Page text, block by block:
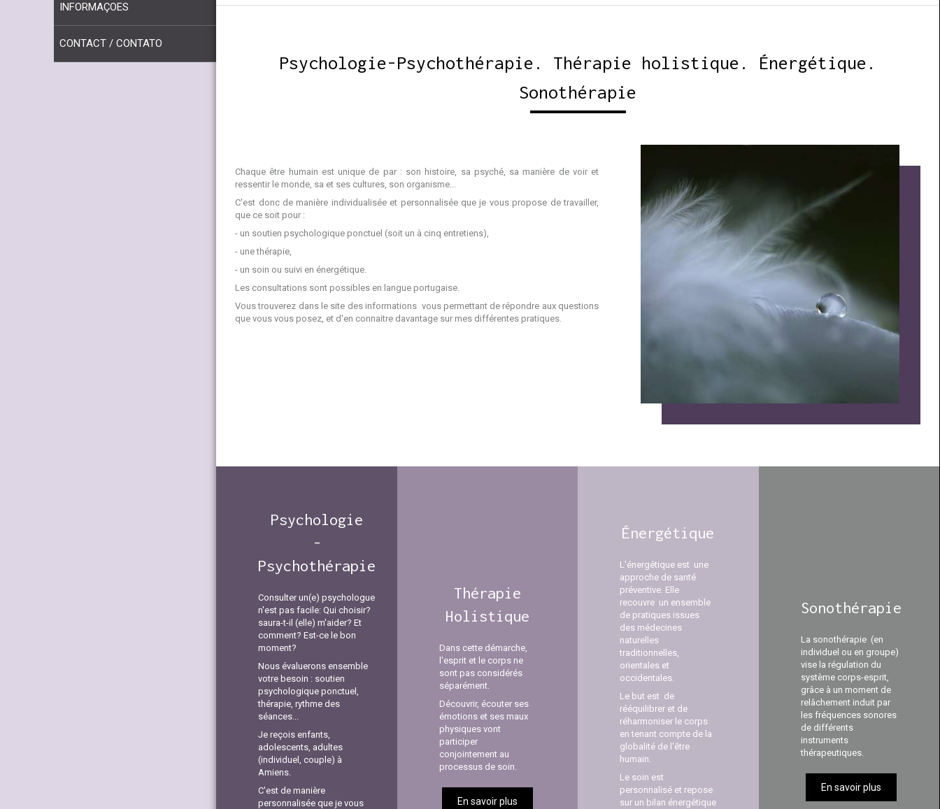
INFORMAÇOES
CONTACT / CONTATO
Psychologie-Psychothérapie. Thérapie holistique. Énergétique.
Sonothérapie
Chaque être humain est unique de par : son histoire, sa psyché, sa manière de voir et
ressentir le monde, sa et ses cultures, son organisme...
C'est donc de manière individualisée et personnalisée que je vous propose de travailler,
que ce soit pour :
- un soutien psychologique ponctuel (soit un à cinq entretiens),
- une thérapie,
- un soin ou suivi en énergétique.
Les consultations sont possibles en langue portugaise.
Vous trouverez dans le site des informations vous permettant de répondre aux questions
que vous vous posez, et d'en connaitre davantage sur mes différentes pratiques.
Psychologie
-
Psychothérapie
Consulter un(e) psychologue
n'est pas facile: Qui choisir?
saura-t-il (elle) m'aider? Et
comment? Est-ce le bon
moment?
Nous évaluerons ensemble
votre besoin : soutien
psychologique ponctuel,
thérapie, rythme des
séances...
Je reçois enfants,
adolescents, adultes
(individuel, couple) à
Amiens.
C'est de manière
personnalisée que je vous
Thérapie
Holistique
Dans cette démarche,
l'esprit et le corps ne
sont pas considérés
séparément.
Découvrir, écouter ses
émotions et ses maux
physiques vont
participer
conjointement au
processus de soin.
En savoir plus
Énergétique
L'énergétique est une
approche de santé
préventive. Elle
recouvre un ensemble
de pratiques issues
des médecines
naturelles
traditionnelles,
orientales et
occidentales.
Le but est de
rééquilibrer et de
réharmoniser le corps
en tenant compte de la
globalité de l'être
humain.
Le soin est
personnalisé et repose
sur un bilan énergétique
Sonothérapie
La sonothérapie (en
individuel ou en groupe)
vise la régulation du
système corps-esprit,
grâce à un moment de
relâchement induit par
les fréquences sonores
de différents
instruments
thérapeutiques.
En savoir plus